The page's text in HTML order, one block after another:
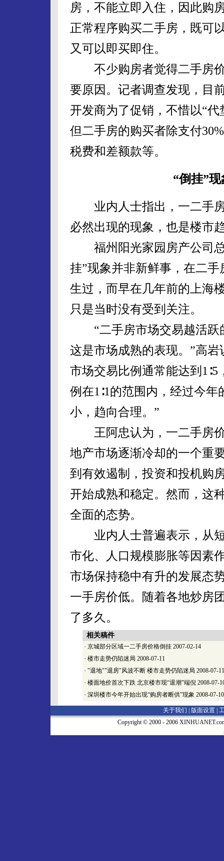
房，不能立即入住，因此购
正常程序购买二手房，既可
又可以即买即住。
不少购房者觉得二手房价
要原因。记者调查发现，目
开发商为了促销，不惜以“
但二手房的购买者除支付
税费和差额款等。
“倒挂”
业内人士指出，一二手房
必然出现的现象，也是楼市
福州阳光家园房产公司总
挂”现象并非新鲜事，在二
生过，而早在几年前的上海
只是当时没有受到关注。
“二手房市场交易越活跃
这是市场成熟的表现。”高
市场交易比例通常能达到
例在1∶1的范围内，经过今
小，趋向合理。”
王阿忠认为，一二手房价
地产市场逐渐冷却的一个重
到有效遏制，投资和投机购
开始成熟和稳定。然而，这
全面的态势。
业内人士普遍表示，从短
市化、人口规模膨胀等因素
市场保持稳中有升的发展态
一手房价低。随着各地炒房
了多久。
相关稿件
· 京城部分区域一二手房价格倒挂 2007-02-14
· 楼市走势仍陷迷局 2008-07-11
· "退地""退房"风波不断 楼市走势仍陷迷局 2008-07-11
· 楼面地价首次下跌 北京楼市现“退潮”端倪 2008-07-
· 深圳楼市今年开始出现“购房者断供”现象 2008-07-10
关于我们 | 版面设置
Copyright © 2000 - 2006